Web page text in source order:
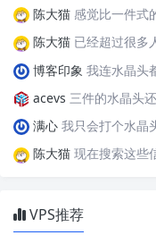
陈大猫 感觉比一件式
陈大猫 已经超过很多
博客印象 我连水晶头
acevs 三件的水晶头还没有
满心 我只会打个水晶
陈大猫 现在搜索这些
VPS推荐